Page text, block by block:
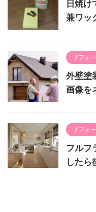
日焼け
兼ワッ
リフォ
外壁塗
画像を
リフォ
フルフ
したら